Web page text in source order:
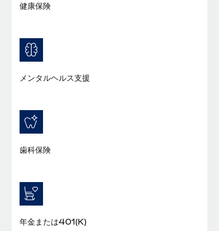
給与, 賃金は詐欺の特に魅力的な標的です。多額の資金がシステ
ム間で頻繁に移動しているためです。このため、自社のビジネス
を保護することは極めて重要です。...
詳細を見る
健康保険
メンタルヘルス支援
歯科保険
年金または401(K)